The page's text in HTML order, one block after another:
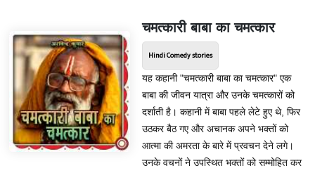
चमत्कारी बाबा का चमत्कार
Hindi Comedy stories
यह कहानी "चमत्कारी बाबा का चमत्कार" एक
बाबा की जीवन यात्रा और उनके चमत्कारों को
दर्शाती है। कहानी में बाबा पहले लेटे हुए थे, फिर
उठकर बैठ गए और अचानक अपने भक्तों को
आत्मा की अमरता के बारे में प्रवचन देने लगे।
उनके वचनों ने उपस्थित भक्तों को सम्मोहित कर